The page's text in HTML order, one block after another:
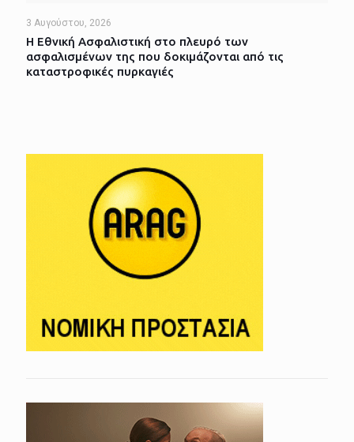
3 Αυγούστου, 2026
Η Εθνική Ασφαλιστική στο πλευρό των
ασφαλισμένων της που δοκιμάζονται από τις
καταστροφικές πυρκαγιές